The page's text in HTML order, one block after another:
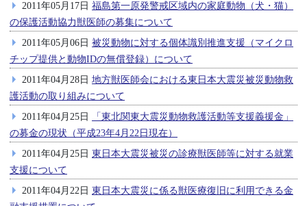
2011年05月17日 福島第一原発警戒区域内の家庭動物（犬・猫）
の保護活動協力獣医師の募集について
2011年05月06日 被災動物に対する個体識別推進支援（マイクロ
チップ提供と動物IDの無償登録）について
2011年04月28日 地方獣医師会における東日本大震災被災動物救
護活動の取り組みについて
2011年04月25日
「東北関東大震災動物救護活動等支援義援金」
の募金の現状（平成23年4月22日現在）
2011年04月25日 東日本大震災被災の診療獣医師等に対する就業
支援について
2011年04月22日 東日本大震災に係る獣医療復旧に利用できる金